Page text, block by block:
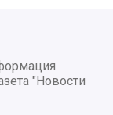
"Новости